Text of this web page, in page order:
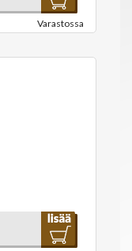
Varastossa